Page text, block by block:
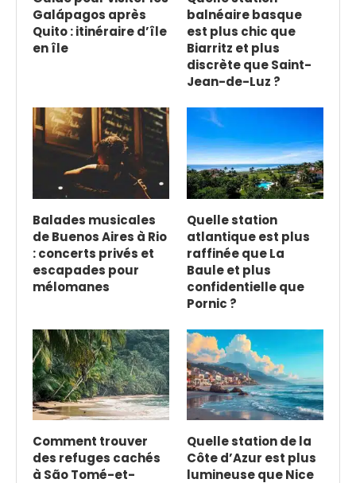
Galápagos après
Quito : itinéraire d’île
en île
balnéaire basque
est plus chic que
Biarritz et plus
discrète que Saint-
Jean-de-Luz ?
Balades musicales
de Buenos Aires à Rio
: concerts privés et
escapades pour
mélomanes
Quelle station
atlantique est plus
raffinée que La
Baule et plus
confidentielle que
Pornic ?
Comment trouver
des refuges cachés
à São Tomé-et-
Quelle station de la
Côte d’Azur est plus
lumineuse que Nice